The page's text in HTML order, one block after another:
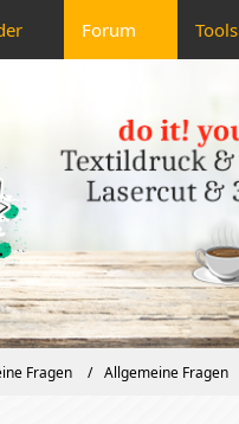
Forum Tools
Fragen Allgemeine Fragen